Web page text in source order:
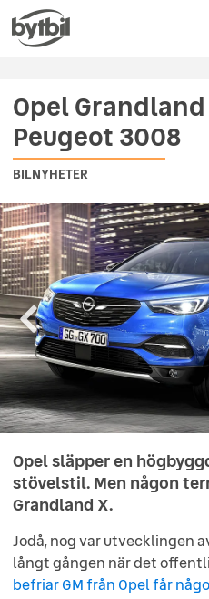
Opel
Peugeot 3008
BILNYHETER
Opel släpper en
stövelstil. Men någon
Grandland X.
Jodå, nog var utvecklingen
långt gången när det
befriar GM från Opel får